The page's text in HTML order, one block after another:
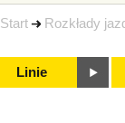
Start Rozkłady
Linie